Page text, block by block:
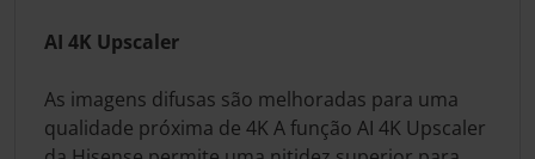
AI 4K Upscaler
As imagens difusas são melhoradas para uma
qualidade próxima de 4K A função AI 4K Upscaler